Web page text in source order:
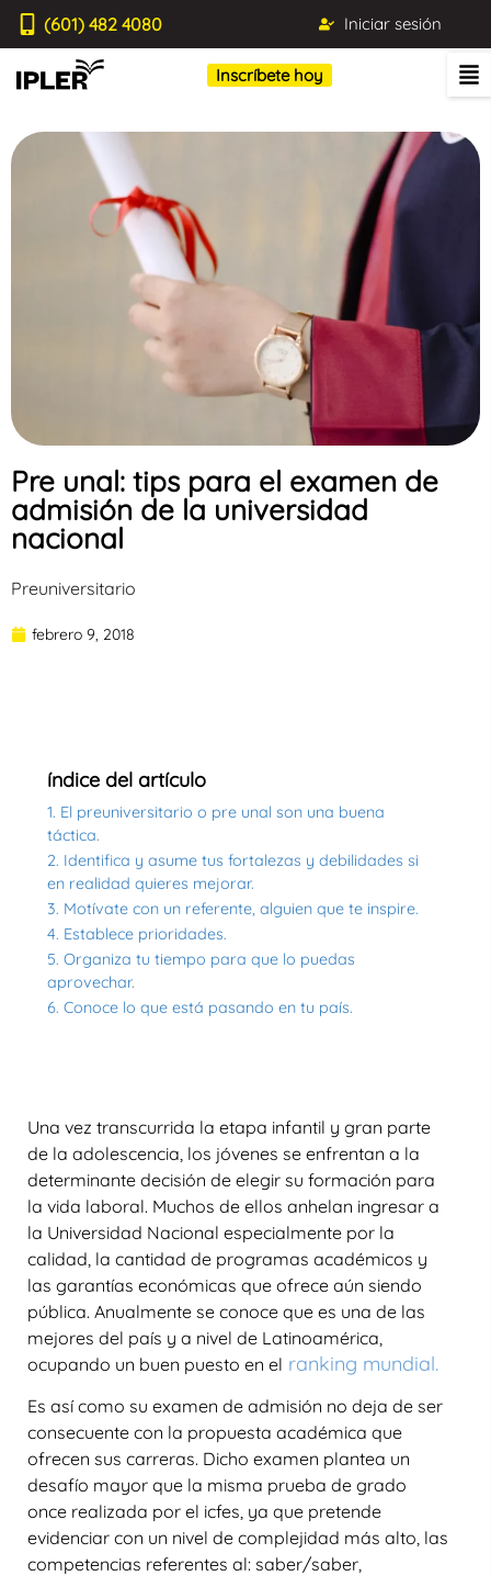
(601) 482 4080 Iniciar sesión
Inscríbete hoy
Pre unal: tips para el examen de
admisión de la universidad
nacional
Preuniversitario
febrero 9, 2018
índice del artículo
1. El preuniversitario o pre unal son una buena
táctica.
2. Identifica y asume tus fortalezas y debilidades si
en realidad quieres mejorar.
3. Motívate con un referente, alguien que te inspire.
4. Establece prioridades.
5. Organiza tu tiempo para que lo puedas
aprovechar.
6. Conoce lo que está pasando en tu país.
Una vez transcurrida la etapa infantil y gran parte
de la adolescencia, los jóvenes se enfrentan a la
determinante decisión de elegir su formación para
la vida laboral. Muchos de ellos anhelan ingresar a
la Universidad Nacional especialmente por la
calidad, la cantidad de programas académicos y
las garantías económicas que ofrece aún siendo
pública. Anualmente se conoce que es una de las
mejores del país y a nivel de Latinoamérica,
ocupando un buen puesto en el ranking mundial.
Es así como su examen de admisión no deja de ser
consecuente con la propuesta académica que
ofrecen sus carreras. Dicho examen plantea un
desafío mayor que la misma prueba de grado
once realizada por el icfes, ya que pretende
evidenciar con un nivel de complejidad más alto, las
competencias referentes al: saber/saber,